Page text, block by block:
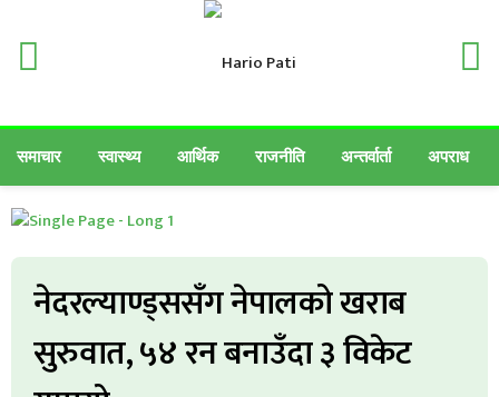
समाचार स्वास्थ्य आर्थिक राजनीति अन्तर्वार्ता अपराध
नेदरल्याण्ड्ससँग नेपालको खराब
सुरुवात, ५४ रन बनाउँदा ३ विकेट